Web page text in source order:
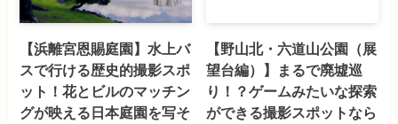
【浜離宮恩賜庭園】水上バ
スで行ける歴史的撮影スポ
ット！花とビルのマッチン
グが映える日本庭園を写そ
【野山北・六道山公園（展
望台編）】まるで廃墟巡
り！？ゲームみたいな探索
ができる撮影スポットなら